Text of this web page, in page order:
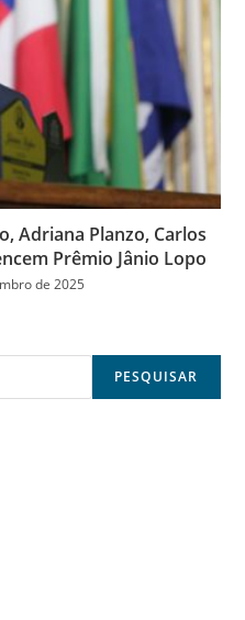
Adriana Planzo, Carlos
Prêmio Jânio Lopo
de 2025
PESQUISAR